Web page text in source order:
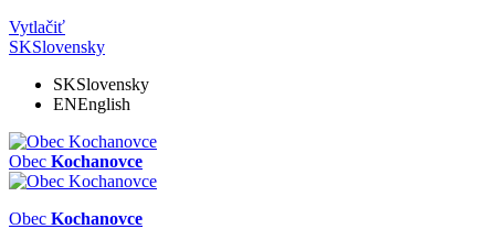
Vytlačiť
SKSlovensky
SKSlovensky
ENEnglish
Obec Kochanovce
Obec Kochanovce